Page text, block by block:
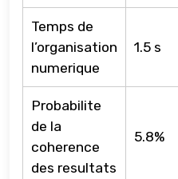
Temps de
l’organisation
numerique
1.5 s
Probabilite
de la
coherence
des resultats
5.8%